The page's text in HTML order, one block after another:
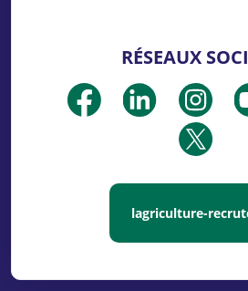
RÉSEAUX
lagriculture-